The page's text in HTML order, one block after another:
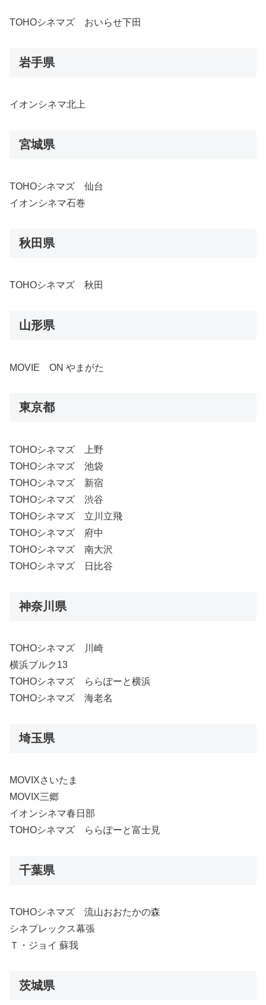
TOHOシネマズ おいらせ下田
岩手県
イオンシネマ北上
宮城県
TOHOシネマズ 仙台
イオンシネマ石巻
秋田県
TOHOシネマズ 秋田
山形県
MOVIE ON やまがた
東京都
TOHOシネマズ 上野
TOHOシネマズ 池袋
TOHOシネマズ 新宿
TOHOシネマズ 渋谷
TOHOシネマズ 立川立飛
TOHOシネマズ 府中
TOHOシネマズ 南大沢
TOHOシネマズ 日比谷
神奈川県
TOHOシネマズ 川崎
横浜ブルク13
TOHOシネマズ ららぽーと横浜
TOHOシネマズ 海老名
埼玉県
MOVIXさいたま
MOVIX三郷
イオンシネマ春日部
TOHOシネマズ ららぽーと富士見
千葉県
TOHOシネマズ 流山おおたかの森
シネプレックス幕張
Ｔ・ジョイ 蘇我
茨城県